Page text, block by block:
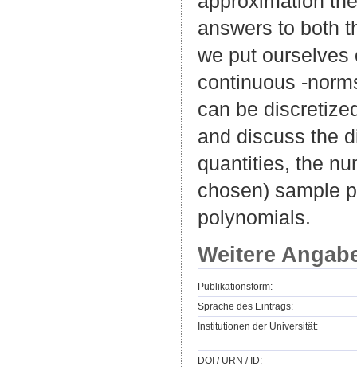
answers to both
we put ourselves
continuous -
can be
and discuss the
quantities, the
chosen) sample
polynomials.
Weitere
Publikationsform:
Sprache des Eintrags:
Institutionen der Universität:
DOI / URN / ID: